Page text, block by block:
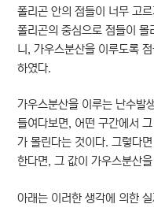
폴리곤 안의 점들이 너무 고
폴리곤의 중심으로 점들이
니, 가우스분산을 이루도록
하였다.
가우스분산을 이루는 난수발
들여다보면, 어떤 구간에서
가 몰린다는 것이다. 그렇다
한다면, 그 값이 가우스분산
아래는 이러한 생각에 의한